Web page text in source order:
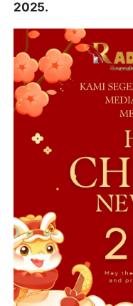
2025.